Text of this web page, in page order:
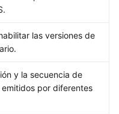
las versiones de
y la secuencia de
por diferentes